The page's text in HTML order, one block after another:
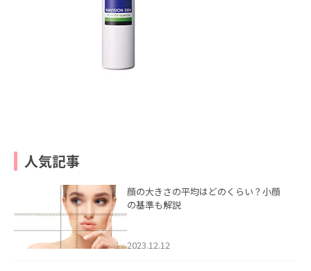
人気記事
顔の大きさの平均はどのくらい？小顔
の基準も解説
2023.12.12